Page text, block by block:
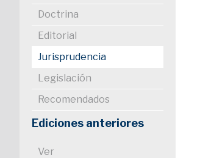
Doctrina
Editorial
Jurisprudencia
Legislación
Recomendados
Ediciones anteriores
Ver